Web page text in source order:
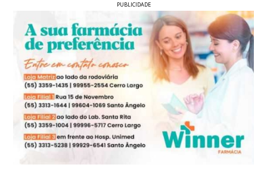
PUBLICIDADE